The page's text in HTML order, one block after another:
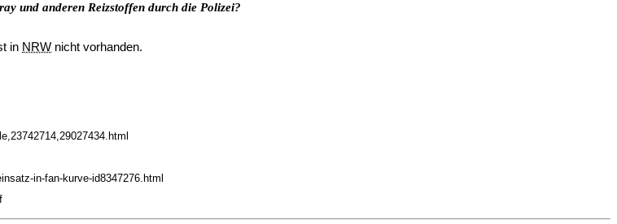
und anderen Reizstoffen durch die Polizei?
in NRW nicht vorhanden.
in-fan-kurve-id8347276.html